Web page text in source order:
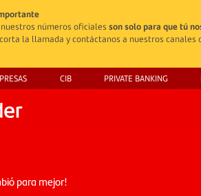
nuestros números oficiales son solo para que tú
la llamada y contáctanos a nuestros canales
CIB PRIVATE BANKING
para mejor!